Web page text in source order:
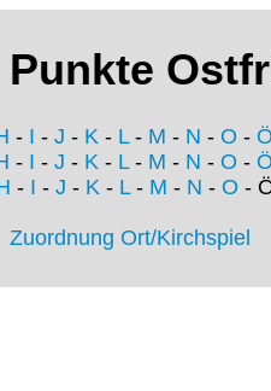
Punkte
- I - J - K - L- M - N - O - Ö
- I - J - K - L- M - N - O - Ö
- I - J - K- L- M - N - O -
Zuordnung Ort/Kirchspiel